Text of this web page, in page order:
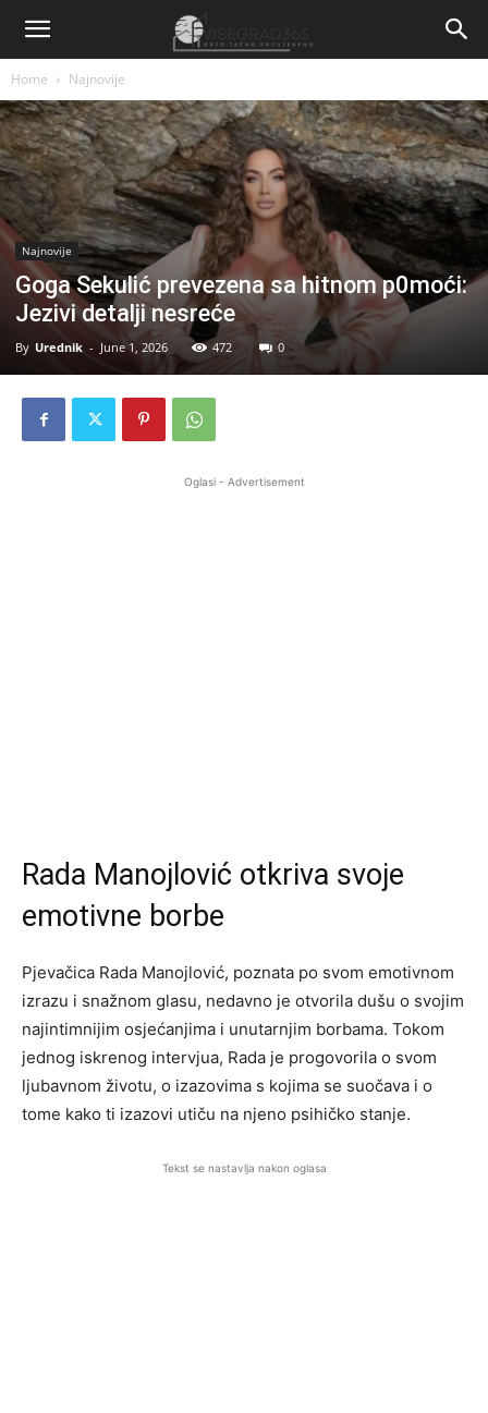
Home Najnovije
Najnovije
Goga Sekulić prevezena sa hitnom p0moći:
Jezivi detalji nesreće
By Urednik - June 1, 2026 472 0
Oglasi - Advertisement
Rada Manojlović otkriva svoje
emotivne borbe
Pjevačica Rada Manojlović, poznata po svom emotivnom
izrazu i snažnom glasu, nedavno je otvorila dušu o svojim
najintimnijim osjećanjima i unutarnjim borbama. Tokom
jednog iskrenog intervjua, Rada je progovorila o svom
ljubavnom životu, o izazovima s kojima se suočava i o
tome kako ti izazovi utiču na njeno psihičko stanje.
Tekst se nastavlja nakon oglasa